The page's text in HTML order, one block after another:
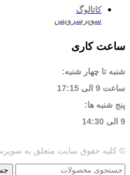
کاتالوگ
سوپرسرویس
ساعت کاری
شنبه تا چهار شنبه:
ساعت 9 الی 17:15
پنج شنبه ها:
9 الی 14:30
© کلیه حقوق سایت متعلق به